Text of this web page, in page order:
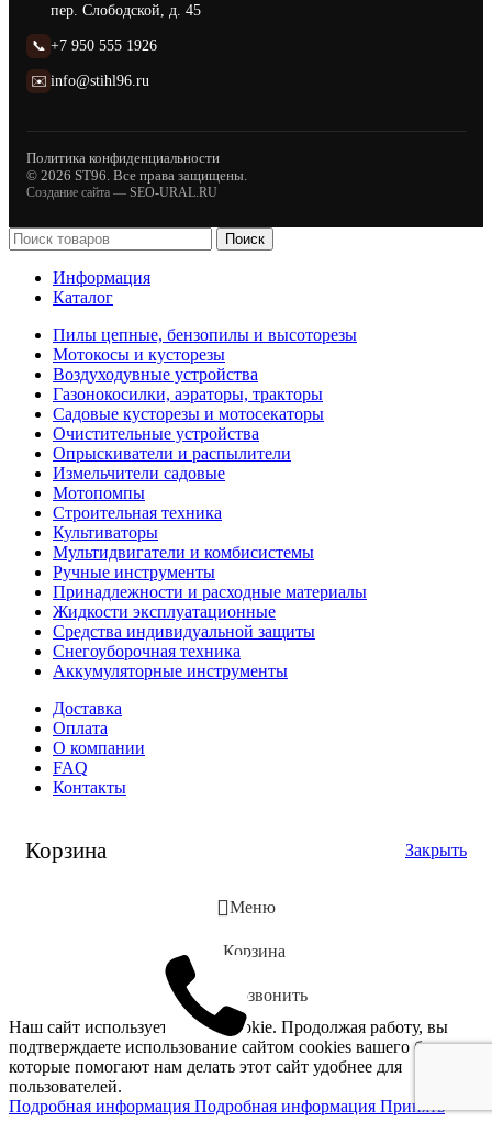
пер. Слободской, д. 45
📞 +7 950 555 1926
✉️ info@stihl96.ru
Политика конфиденциальности
© 2026 ST96. Все права защищены.
Создание сайта — SEO-URAL.RU
Поиск
Информация
Каталог
Пилы цепные, бензопилы и высоторезы
Мотокосы и кусторезы
Воздуходувные устройства
Газонокосилки, аэраторы, тракторы
Садовые кусторезы и мотосекаторы
Очистительные устройства
Опрыскиватели и распылители
Измельчители садовые
Мотопомпы
Строительная техника
Культиваторы
Мультидвигатели и комбисистемы
Ручные инструменты
Принадлежности и расходные материалы
Жидкости эксплуатационные
Средства индивидуальной защиты
Снегоуборочная техника
Аккумуляторные инструменты
Доставка
Оплата
О компании
FAQ
Контакты
Корзина Закрыть
Меню
Корзина
Позвонить
Наш сайт использует файлы cookie. Продолжая работу, вы
подтверждаете использование сайтом сооkiеѕ вашего браузера,
которые помогают нам делать этот сайт удобнее для
пользователей.
Подробная информация Подробная информация Принять